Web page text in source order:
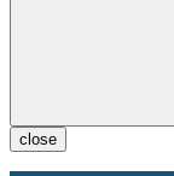
close